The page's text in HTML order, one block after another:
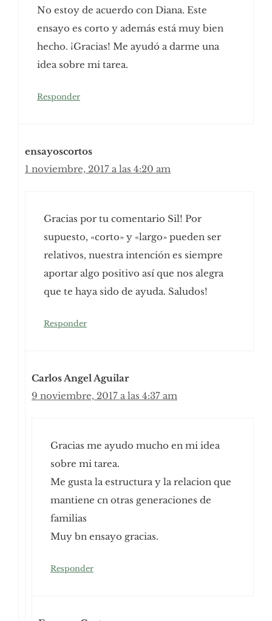
No estoy de acuerdo con Diana. Este
ensayo es corto y además está muy bien
hecho. ¡Gracias! Me ayudó a darme una
idea sobre mi tarea.
Responder
ensayoscortos
1 noviembre, 2017 a las 4:20 am
Gracias por tu comentario Sil! Por
supuesto, «corto» y «largo» pueden ser
relativos, nuestra intención es siempre
aportar algo positivo así que nos alegra
que te haya sido de ayuda. Saludos!
Responder
Carlos Angel Aguilar
9 noviembre, 2017 a las 4:37 am
Gracias me ayudo mucho en mi idea
sobre mi tarea.
Me gusta la estructura y la relacion que
mantiene cn otras generaciones de
familias
Muy bn ensayo gracias.
Responder